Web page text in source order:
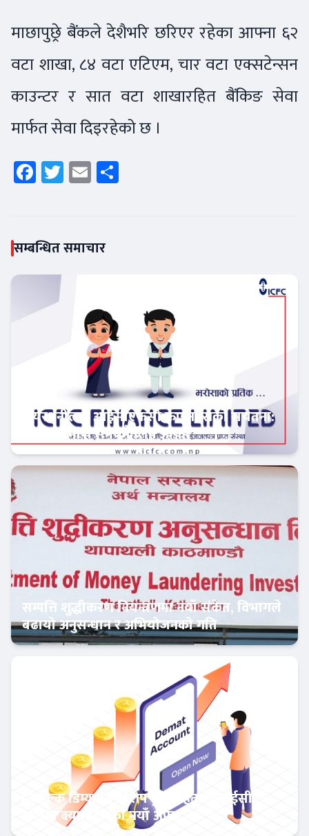
माछापुछ्रे बैंकले देशैभरि छरिएर रहेका आफ्ना ६२
वटा शाखा, ८४ वटा एटिएम, चार वटा एक्सटेन्सन
काउन्टर र सात वटा शाखारहित बैंकिङ सेवा
मार्फत सेवा दिइरहेको छ ।
Facebook
Twitter
Email
सम्बन्धित समाचार
फिन–टेक
सेयरधनीलाई आईसीएफसी फाइनान्सको सचेतना:
बाँकी लाभांश समयमै लिन आग्रह
सम्पत्ति शुद्धीकरण नियन्त्रणमा नयाँ संकेत, विभागले
बढायो अनुसन्धान र अभियोजनको गति
निःशुल्क डिम्याट र विशेष छुटसहित एनआईसी
एशिया क्यापिटलको नयाँ अफर